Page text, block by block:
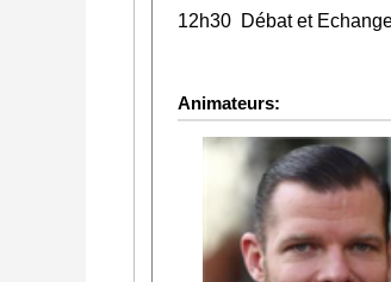
12h30 Débat et
Animateurs: